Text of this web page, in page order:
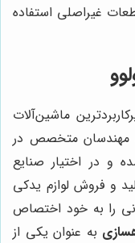
غیراصلی استفاده
ماشین‌آلات
مهندسان متخصص در
و در اختیار صنایع
و فروش لوازم یدکی
را به خود اختصاص
به عنوان یکی از